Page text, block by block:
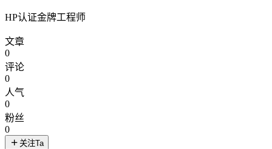
HP认证金牌工程师
文章
0
评论
0
人气
0
粉丝
0
关注Ta